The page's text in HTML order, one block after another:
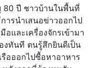
80 ปี ชาวบ้านในพื้นที่
ารนำเสนอข่าวออกไป
อและเครื่องจักรเข้ามา
งทันที ตนรู้สึกยินดีเป็น
รือออกไปซื้อหาอาหาร